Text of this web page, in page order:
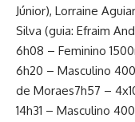
Júnior), Lorraine
Silva (guia: Efraim
6h08 – Feminino
6h20 – Masculino
de Moraes7h57 –
14h31 – Masculino